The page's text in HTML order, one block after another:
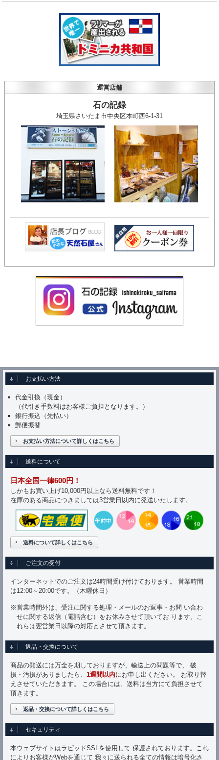
運営店舗
石の記録
埼玉県さいたま市中央区本町西6-1-31
お支払い方法
代金引換（現金）
（代引き手数料はお客様ご負担となります。）
銀行振込（先払い）
郵便振替
お支払い方法について詳しくはこちら
送料について
日本全国一律600円！
しかもお買い上げ10,000円以上なら送料無料です！
在庫のある商品につきましては3営業日以内に発送いたします。
送料について詳しくはこちら
ご注文の受付
インターネットでのご注文は24時間受け付けております。 営業時間
は12:00～20:00です。（木曜休日）
※営業時間外は、受注に関する処理・メールのお返事・お問 い合わ
せに関する返信（電話含む）をお休みさせて頂いてお ります。こ
れらは翌営業日以降の対応とさせて頂きます。
返品・交換について
商品の発送には万全を期しておりますが、輸送上の問題等で、 破
損・汚損がありましたら、 1週間以内にお申し出ください。 お取り替
えさせていただきます。 この場合には、送料は当方にて負担させて
頂きます。
返品・交換について詳しくはこちら
セキュリティ
本ウェブサイトはラピッドSSLを使用して 保護されております。これ
によりお客様がWebを通じて 我々に送られる全ての情報は暗号化さ